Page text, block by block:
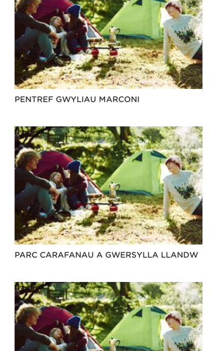
PENTREF GWYLIAU MARCONI
PARC CARAFANAU A GWERSYLLA LLANDŴ